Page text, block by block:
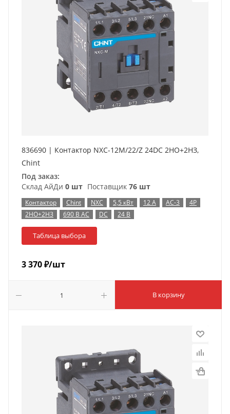
836690 | Контактор NXC-12M/22/Z 24DC 2НО+2НЗ,
Chint
Под заказ:
Склад АйДи 0 шт Поставщик 76 шт
Контактор Chint NXC 5,5 кВт 12 А AC-3
4P
2НО+2НЗ
690 В AC DC 24 В
Таблица выбора
3 370₽/шт
В корзину